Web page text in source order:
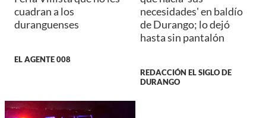
cuadran a los
duranguenses
EL AGENTE 008
necesidades' en baldío
de Durango; lo dejó
hasta sin pantalón
REDACCIÓN EL SIGLO DE
DURANGO